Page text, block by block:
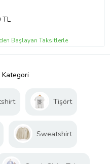
TL
Başlayan Taksitlerle
Kategori
Tişört
Sweatshirt